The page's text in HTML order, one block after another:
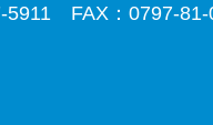
5911 FAX：0797-81-